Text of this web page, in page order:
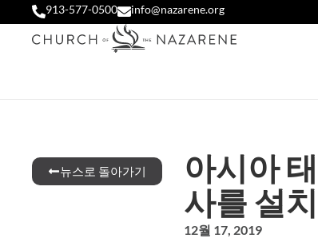
913-577-0500 info@nazarene.org
뉴스로 돌아가기
아시아
사를 설
12월 17, 2019